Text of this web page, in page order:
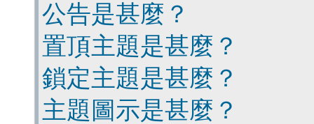
公告是甚麼？
置頂主題是甚麼？
鎖定主題是甚麼？
主題圖示是甚麼？